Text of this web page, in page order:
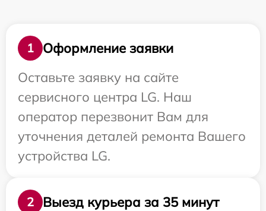
1
Оформление заявки
Оставьте заявку на сайте
сервисного центра LG. Наш
оператор перезвонит Вам для
уточнения деталей ремонта Вашего
устройства LG.
2
Выезд курьера за 35 минут